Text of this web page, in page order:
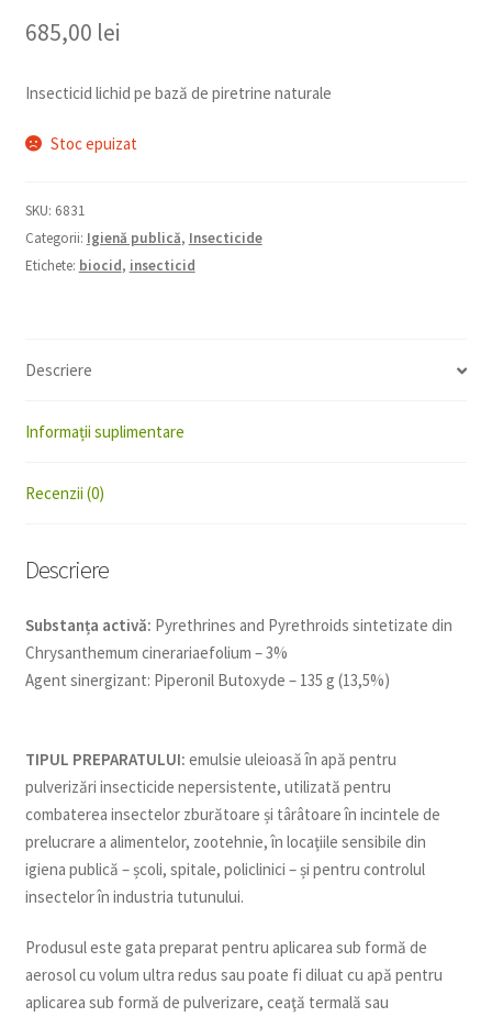
685,00 lei
Insecticid lichid pe bază de piretrine naturale
Stoc epuizat
SKU: 6831
Categorii: Igienă publică, Insecticide
Etichete: biocid, insecticid
Descriere
Informații suplimentare
Recenzii (0)
Descriere
Substanța activă: Pyrethrines and Pyrethroids sintetizate din
Chrysanthemum cinerariaefolium – 3%
Agent sinergizant: Piperonil Butoxyde – 135 g (13,5%)
TIPUL PREPARATULUI: emulsie uleioasă în apă pentru
pulverizări insecticide nepersistente, utilizată pentru
combaterea insectelor zburătoare și târâtoare în incintele de
prelucrare a alimentelor, zootehnie, în locaţiile sensibile din
igiena publică – școli, spitale, policlinici – și pentru controlul
insectelor în industria tutunului.
Produsul este gata preparat pentru aplicarea sub formă de
aerosol cu volum ultra redus sau poate fi diluat cu apă pentru
aplicarea sub formă de pulverizare, ceaţă termală sau